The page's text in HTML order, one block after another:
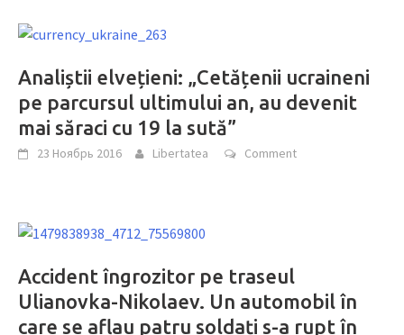
Analiștii elvețieni: „Cetățenii ucraineni
pe parcursul ultimului an, au devenit
mai săraci cu 19 la sută”
23 Ноябрь 2016 Libertatea Comment
Accident îngrozitor pe traseul
Ulianovka-Nikolaev. Un automobil în
care se aflau patru soldați s-a rupt în